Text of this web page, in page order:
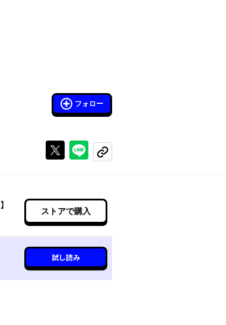
フォロー
Xで投稿するラインでシェアする
コピーする
ストアで購入
試し読み